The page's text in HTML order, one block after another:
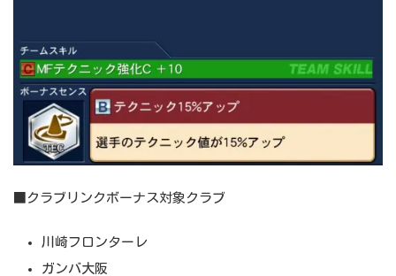
■クラブリンクボーナス対象クラブ
川崎フロンターレ
ガンバ大阪